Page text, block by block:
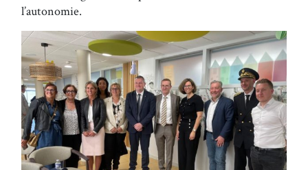
l’autonomie.